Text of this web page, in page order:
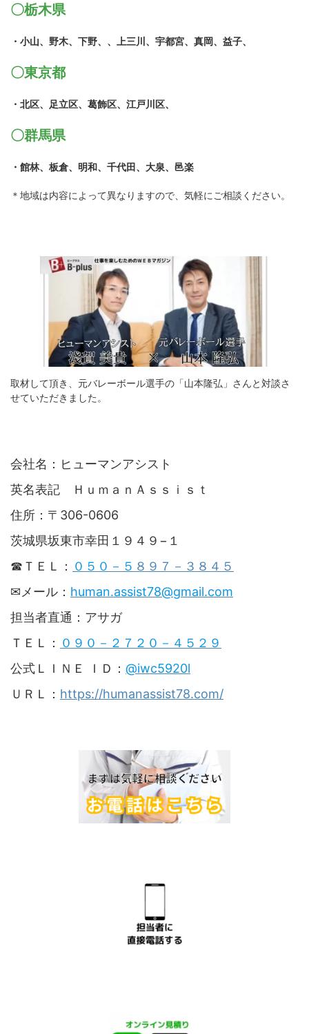
〇栃木県
・小山、野木、下野、、上三川、宇都宮、真岡、益子、
〇東京都
・北区、足立区、葛飾区、江戸川区、
〇群馬県
・館林、板倉、明和、千代田、大泉、邑楽
＊地域は内容によって異なりますので、気軽にご相談ください。
取材して頂き、元バレーボール選手の「山本隆弘」さんと対談さ
せていただきました。
会社名： ヒューマンアシスト
英名表記 ＨｕｍａｎＡｓｓｉｓｔ
住所：〒306-0606
茨城県坂東市幸田１９４９−１
☎ＴＥＬ： ０５０－５ ８９７－３８４５
✉メール： human.assist78@gmail.com
担当者直通：アサガ
ＴＥＬ： ０９０－２７２０－４５２９
公式ＬＩＮＥ ＩＤ： @iwc5920l
ＵＲＬ： https://humanassist78.com/